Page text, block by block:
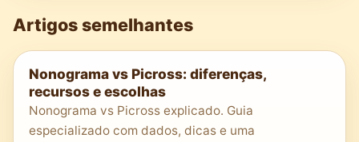
Artigos semelhantes
Nonograma vs Picross: diferenças,
recursos e escolhas
Nonograma vs Picross explicado. Guia
especializado com dados, dicas e uma